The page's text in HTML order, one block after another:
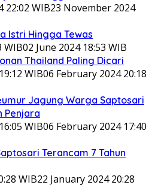
22:02 WIB23 November 2024
Istri Hingga Tewas
WIB02 June 2024 18:53 WIB
Thailand Paling Dicari
WIB06 February 2024 20:18
Jagung Warga Saptosari
Penjara
WIB06 February 2024 17:40
Terancam 7 Tahun
WIB22 January 2024 20:28